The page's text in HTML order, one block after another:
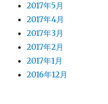
2017年5月
2017年4月
2017年3月
2017年2月
2017年1月
2016年12月